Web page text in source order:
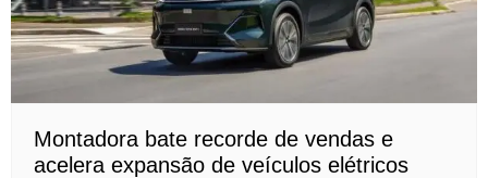
Montadora bate recorde de vendas e
acelera expansão de veículos elétricos